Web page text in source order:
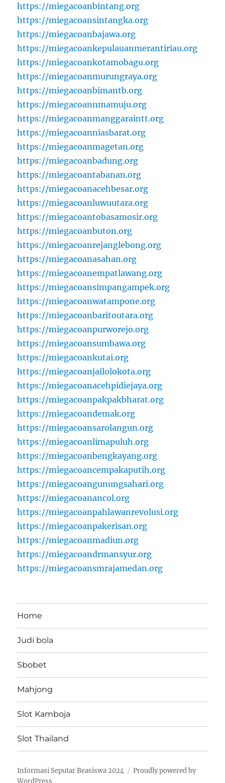
https://miegacoanbintang.org
https://miegacoansintangka.org
https://miegacoanbajawa.org
https://miegacoankepulauanmerantiriau.org
https://miegacoankotamobagu.org
https://miegacoanmurungraya.org
https://miegacoanbimantb.org
https://miegacoannmamuju.org
https://miegacoanmanggaraintt.org
https://miegacoanniasbarat.org
https://miegacoanmagetan.org
https://miegacoanbadung.org
https://miegacoantabanan.org
https://miegacoanacehbesar.org
https://miegacoanluwuutara.org
https://miegacoantobasamosir.org
https://miegacoanbuton.org
https://miegacoanrejanglebong.org
https://miegacoanasahan.org
https://miegacoanempatlawang.org
https://miegacoansimpangampek.org
https://miegacoanwatampone.org
https://miegacoanbaritoutara.org
https://miegacoanpurworejo.org
https://miegacoansumbawa.org
https://miegacoankutai.org
https://miegacoanjailolokota.org
https://miegacoanacehpidiejaya.org
https://miegacoanpakpakbharat.org
https://miegacoandemak.org
https://miegacoansarolangun.org
https://miegacoanlimapuluh.org
https://miegacoanbengkayang.org
https://miegacoancempakaputih.org
https://miegacoangunungsahari.org
https://miegacoanancol.org
https://miegacoanpahlawanrevolusi.org
https://miegacoanpakerisan.org
https://miegacoanmadiun.org
https://miegacoandrmansyur.org
https://miegacoansmrajamedan.org
Home
Judi bola
Sbobet
Mahjong
Slot Kamboja
Slot Thailand
Informasi Seputar Beasiswa 2024
Proudly powered by
WordPress